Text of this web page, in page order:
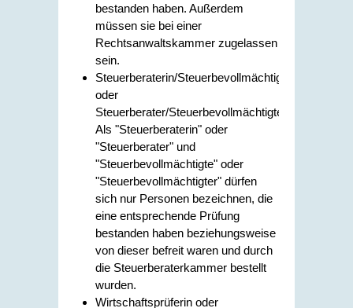
bestanden haben. Außerdem
müssen sie bei einer
Rechtsanwaltskammer zugelassen
sein.
Steuerberaterin/Steuerbevollmächtigte
oder
Steuerberater/Steuerbevollmächtigter
Als "Steuerberaterin" oder
"Steuerberater" und
"Steuerbevollmächtigte" oder
"Steuerbevollmächtigter" dürfen
sich nur Personen bezeichnen, die
eine entsprechende Prüfung
bestanden haben beziehungsweise
von dieser befreit waren und durch
die Steuerberaterkammer bestellt
wurden.
Wirtschaftsprüferin oder